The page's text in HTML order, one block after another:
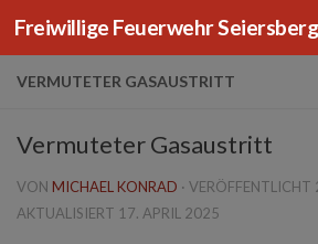
Zum Inhalt springen
Freiwillige Feuerwehr Seiersberg
VERMUTETER GASAUSTRITT
Vermuteter Gasaustritt
VON MICHAEL KONRAD · VERÖFFENTLICHT
AKTUALISIERT 17. APRIL 2025